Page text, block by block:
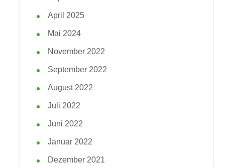
April 2025
Mai 2024
November 2022
September 2022
August 2022
Juli 2022
Juni 2022
Januar 2022
Dezember 2021